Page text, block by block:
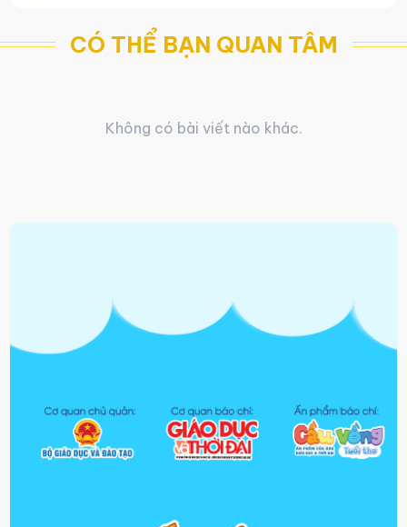
CÓ THỂ BẠN QUAN TÂM
Không có bài viết nào khác.